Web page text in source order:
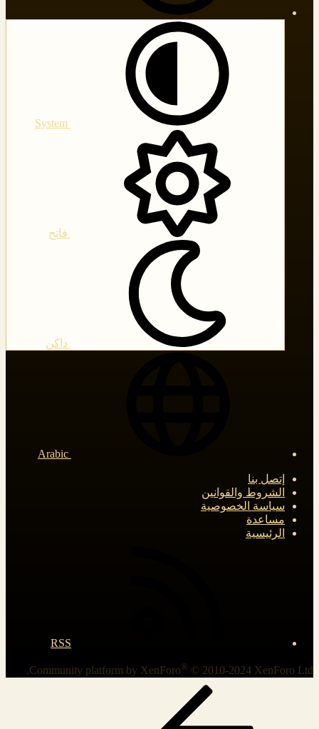
فاتح
داكن
إتصل بنا
الشروط والقوانين
سياسة الخصوصية
مساعدة
الرئيسية
RSS
Community platform by XenForo® © 2010-2024 XenForo Ltd.